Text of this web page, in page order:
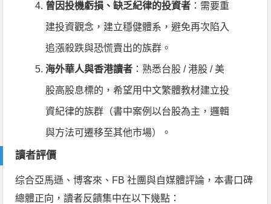
曾因投機虧損、缺乏紀律的投資者 ：需要重
建投資觀念，建立穩健體系，避免再次陷入
追漲殺跌與恐慌賣出的族群。
海外華人與香港讀者 ：熟悉台股 / 港股 / 美
股高股息標的，希望用中文繁體教材建立投
資紀律的族群（書中案例以台股為主，邏輯
與方法可遷移至其他市場）。
讀者評價
综合亞馬遜、博客來、FB 社團與自媒體評論，本書口碑
總體正向，讀者反饋集中在以下幾點：